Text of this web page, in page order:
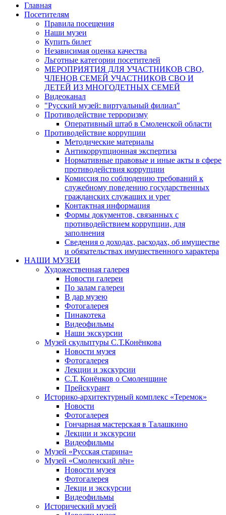
Главная
Посетителям
Правила посещения
Наши музеи
Купить билет
Независимая оценка качества
Льготные категории посетителей
МЕРОПРИЯТИЯ ДЛЯ УЧАСТНИКОВ СВО,
ЧЛЕНОВ СЕМЕЙ УЧАСТНИКОВ СВО И
ДЕТЕЙ ИЗ МНОГОДЕТНЫХ СЕМЕЙ
Видеоканал
"Русский музей: виртуальный филиал"
Противодействие терроризму
Оперативный штаб в Смоленской области
Противодействие коррупции
Методические материалы
Антикоррупционная экспертиза
Нормативные правовые и иные акты в сфере
противодействия коррупции
Комиссия по соблюдению требований к
служебному поведению государственных
гражданских служащих и урег
Контактная информация
Формы документов, связанных с
противодействием коррупции, для
заполнения
Сведения о доходах, расходах, об имуществе
и обязательствах имущественного характера
НАШИ МУЗЕИ
Художественная галерея
Новости галереи
По залам галереи
В дар музею
Фотогалерея
Пинакотека
Видеофильмы
Наши экскурсии
Музей скульптуры С.Т.Конёнкова
Новости музея
Фотогалерея
Лекции и экскурсии
С.Т. Конёнков о Смоленщине
Прейскурант
Историко-архитектурный комплекс «Теремок»
Новости
Фотогалерея
Гончарная мастерская в Талашкино
Лекции и экскурсии
Видеофильмы
Музей «Русская старина»
Музей «Смоленский лён»
Новости музея
Фотогалерея
Лекци и экскурсии
Видеофильмы
Исторический музей